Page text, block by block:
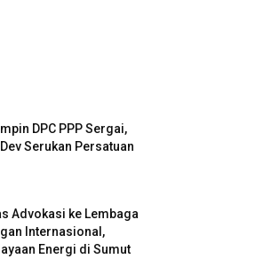
DPC PPP Sergai,
Serukan Persatuan
Advokasi ke Lembaga
Internasional,
Energi di Sumut